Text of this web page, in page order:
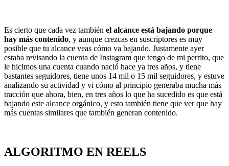
Es cierto que cada vez también el alcance está bajando porque
hay más contenido, y aunque crezcas en suscriptores es muy
posible que tu alcance veas cómo va bajando. Justamente ayer
estaba revisando la cuenta de Instagram que tengo de mi perrito, que
le hicimos una cuenta cuando nació hace ya tres años, y tiene
bastantes seguidores, tiene unos 14 mil o 15 mil seguidores, y estuve
analizando su actividad y vi cómo al principio generaba mucha más
tracción que ahora, bien, en tres años lo que ha sucedido es que está
bajando este alcance orgánico, y esto también tiene que ver que hay
más cuentas similares que también generan contenido.
ALGORITMO EN REELS